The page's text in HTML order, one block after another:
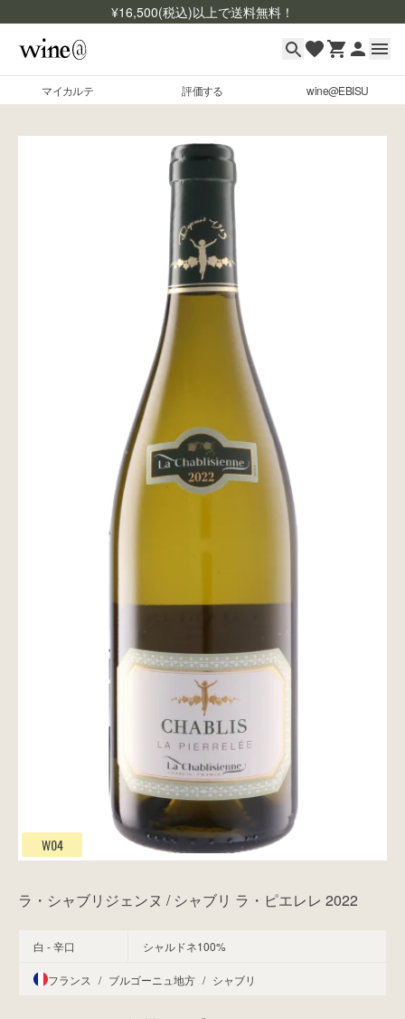
¥16,500(税込)以上で送料無料！
マイカルテ 評価する wine@EBISU
マイカルテ
wine@とは
W04
ラ・シャブリジェンヌ / シャブリ ラ・ピエレレ 2022
白 - 辛口 シャルドネ100%
フランス / ブルゴーニュ地方 / シャブリ